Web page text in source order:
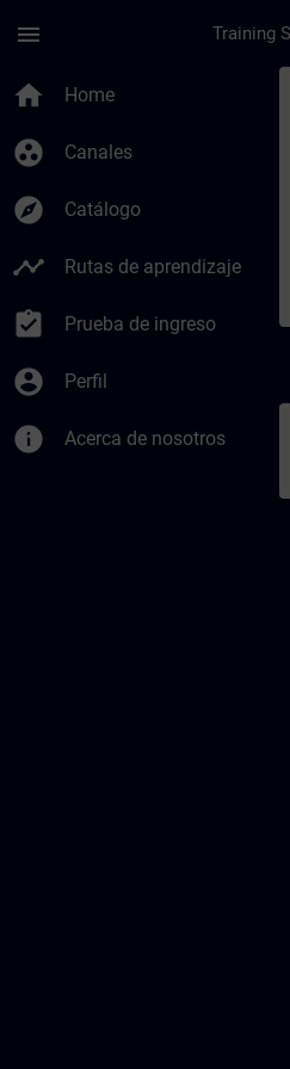
menu
home Home
group_work Canales
explore Catálogo
timeline Rutas de aprendizaje
assignment_turned_in Prueba de ingreso
account_circle Perfil
info Acerca de nosotros